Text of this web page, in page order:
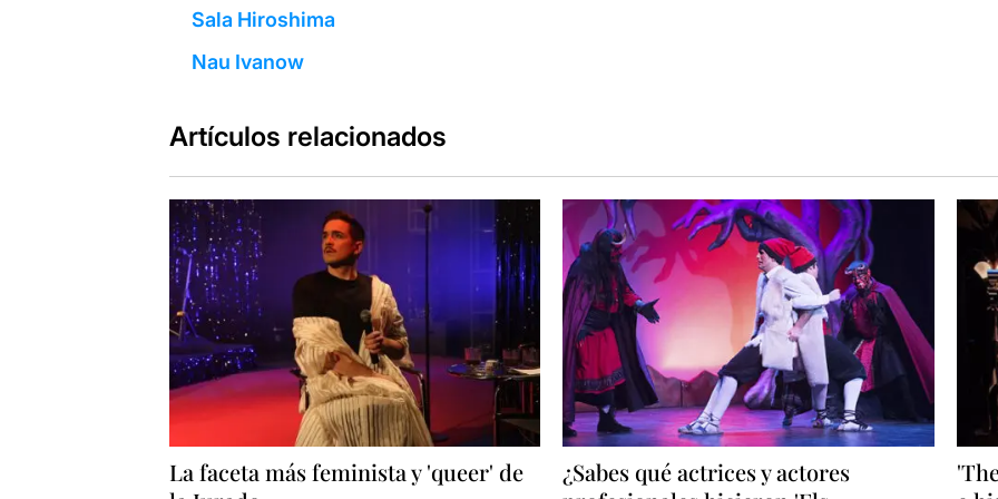
Sala Hiroshima
Nau Ivanow
Artículos relacionados
La faceta más feminista y 'queer' de
¿Sabes qué actrices y actores